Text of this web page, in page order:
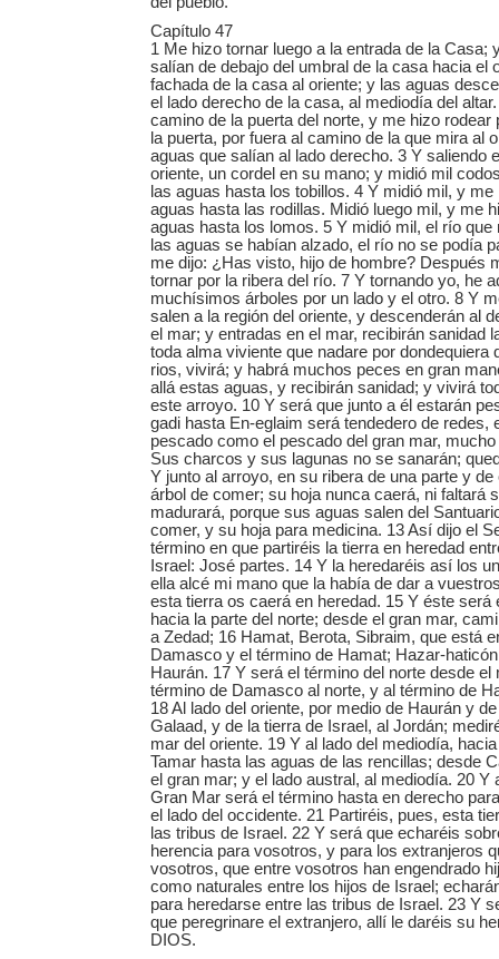
Capítulo 47
1 Me hizo tornar luego a la entrada de la Casa;
salían de debajo del umbral de la casa hacia el
fachada de la casa al oriente; y las aguas
el lado derecho de la casa, al mediodía del
camino de la puerta del norte, y me hizo rodear
la puerta, por fuera al camino de la que mira al
aguas que salían al lado derecho. 3 Y saliendo
oriente, un cordel en su mano; y midió mil
las aguas hasta los tobillos. 4 Y midió mil, y
aguas hasta las rodillas. Midió luego mil, y me
aguas hasta los lomos. 5 Y midió mil, el río que
las aguas se habían alzado, el río no se podía
me dijo: ¿Has visto, hijo de hombre? Después
tornar por la ribera del río. 7 Y tornando yo, he
muchísimos árboles por un lado y el otro. 8 Y
salen a la región del oriente, y descenderán al
el mar; y entradas en el mar, recibirán sanidad
toda alma viviente que nadare por dondequiera
rios, vivirá; y habrá muchos peces en gran
allá estas aguas, y recibirán sanidad; y vivirá
este arroyo. 10 Y será que junto a él estarán
gadi hasta En-eglaim será tendedero de redes,
pescado como el pescado del gran mar,
Sus charcos y sus lagunas no se sanarán;
Y junto al arroyo, en su ribera de una parte y
árbol de comer; su hoja nunca caerá, ni faltará
madurará, porque sus aguas salen del
comer, y su hoja para medicina. 13 Así dijo el
término en que partiréis la tierra en heredad
Israel: José partes. 14 Y la heredaréis así los
ella alcé mi mano que la había de dar a
esta tierra os caerá en heredad. 15 Y éste será
hacia la parte del norte; desde el gran mar,
a Zedad; 16 Hamat, Berota, Sibraim, que está
Damasco y el término de Hamat; Hazar-
Haurán. 17 Y será el término del norte desde
término de Damasco al norte, y al término de
18 Al lado del oriente, por medio de Haurán y
Galaad, y de la tierra de Israel, al Jordán;
mar del oriente. 19 Y al lado del mediodía,
Tamar hasta las aguas de las rencillas; desde
el gran mar; y el lado austral, al mediodía. 20 Y
Gran Mar será el término hasta en derecho
el lado del occidente. 21 Partiréis, pues, esta
las tribus de Israel. 22 Y será que echaréis
herencia para vosotros, y para los extranjeros
vosotros, que entre vosotros han engendrado
como naturales entre los hijos de Israel;
para heredarse entre las tribus de Israel. 23 Y
que peregrinare el extranjero, allí le daréis su
DIOS.